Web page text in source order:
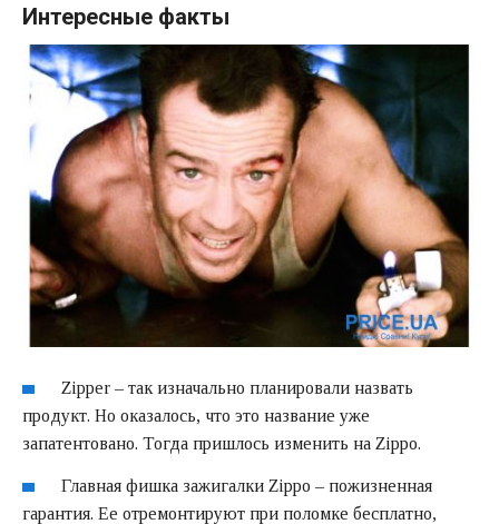
Интересные факты
Zipper – так изначально планировали назвать
продукт. Но оказалось, что это название уже
запатентовано. Тогда пришлось изменить на Zippo.
Главная фишка зажигалки Zippo – пожизненная
гарантия. Ее отремонтируют при поломке бесплатно,